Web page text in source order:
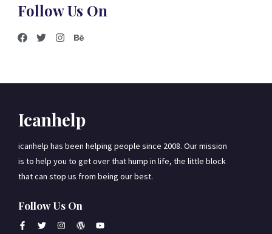
Follow Us On
Icanhelp
icanhelp has been helping people since 2008. Our mission
is to help you to get over that hump in life, the little block
that can stop us from being our best.
Follow Us On